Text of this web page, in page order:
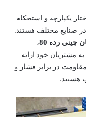
یکپارچه و استحکام
در صنایع مختلف هستند.
چینی رده 80
،
مشتریان خود ارائه
در برابر فشار و
هستند.